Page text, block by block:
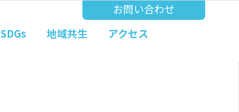
お問い合わせ
SDGs 地域共生 アクセス